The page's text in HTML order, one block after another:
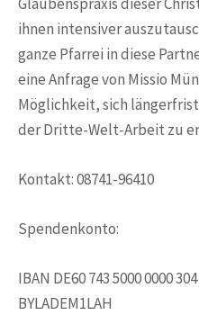
ihnen intensiver
ganze Pfarrei in diese
eine Anfrage von Missio
Möglichkeit, sich
der Dritte-Welt-Arbeit zu
Kontakt: 08741-96410
Spendenkonto:
IBAN DE60 743 5000 0000
BYLADEM1LAH